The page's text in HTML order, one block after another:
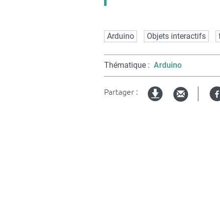
Mots
clés
Arduino Objets interactifs
Thématique Arduino
Partager :